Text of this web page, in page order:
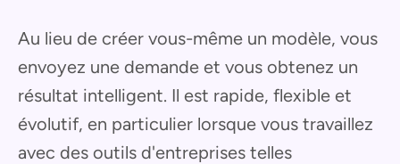
Au lieu de créer vous-même un modèle, vous
envoyez une demande et vous obtenez un
résultat intelligent. Il est rapide, flexible et
évolutif, en particulier lorsque vous travaillez
avec des outils d'entreprises telles